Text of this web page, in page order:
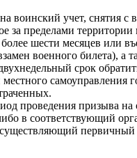
воинский учет, снятия
за пределами
шести месяцев или
военного билета), а
срок
призыва на
в соответствующий